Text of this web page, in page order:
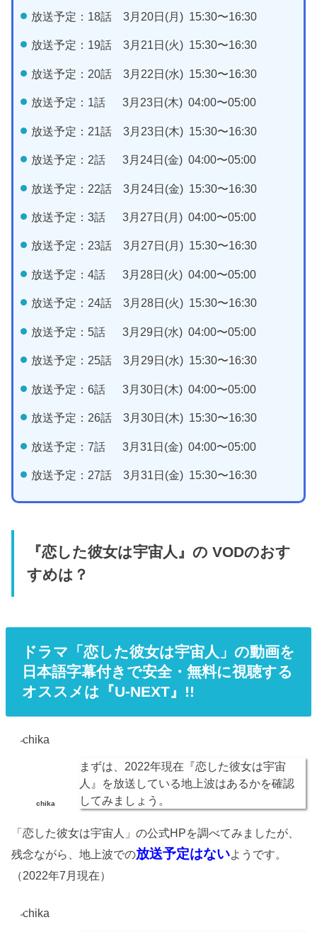
放送予定：18話 3月20日(月) 15:30〜16:30
放送予定：19話 3月21日(火) 15:30〜16:30
放送予定：20話 3月22日(水) 15:30〜16:30
放送予定：1話 3月23日(木) 04:00〜05:00
放送予定：21話 3月23日(木) 15:30〜16:30
放送予定：2話 3月24日(金) 04:00〜05:00
放送予定：22話 3月24日(金) 15:30〜16:30
放送予定：3話 3月27日(月) 04:00〜05:00
放送予定：23話 3月27日(月) 15:30〜16:30
放送予定：4話 3月28日(火) 04:00〜05:00
放送予定：24話 3月28日(火) 15:30〜16:30
放送予定：5話 3月29日(水) 04:00〜05:00
放送予定：25話 3月29日(水) 15:30〜16:30
放送予定：6話 3月30日(木) 04:00〜05:00
放送予定：26話 3月30日(木) 15:30〜16:30
放送予定：7話 3月31日(金) 04:00〜05:00
放送予定：27話 3月31日(金) 15:30〜16:30
『恋した彼女は宇宙人』の VODのおす
すめは？
ドラマ「恋した彼女は宇宙人」の動画を
日本語字幕付きで安全・無料に視聴する
オススメは『U-NEXT』!!
chika
まずは、2022年現在『恋した彼女は宇宙
人』を放送している地上波はあるかを確認
してみましょう。
「恋した彼女は宇宙人」の公式HPを調べてみましたが、
残念ながら、地上波での放送予定はないようです。
（2022年7月現在）